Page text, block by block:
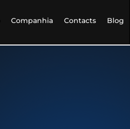
Companhia Contacts Blog